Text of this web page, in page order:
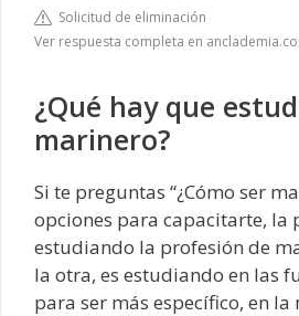
Solicitud de eliminación
Ver respuesta completa en
¿Qué hay que
marinero?
Si te preguntas “¿Cómo ser
opciones para capacitarte, la
estudiando la profesión de
la otra, es estudiando en las
para ser más específico, en